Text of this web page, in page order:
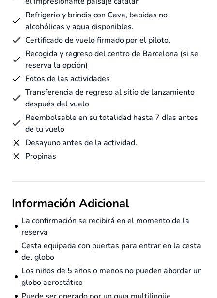
Refrigerio y brindis con Cava, bebidas no
alcohólicas y agua disponibles.
Certificado de vuelo firmado por el piloto.
Recogida y regreso del centro de Barcelona (si se
reserva la opción)
Fotos de las actividades
Transferencia de regreso al sitio de lanzamiento
después del vuelo
Reembolsable en su totalidad hasta 7 días antes
de tu vuelo
Desayuno antes de la actividad.
Propinas
Información Adicional
La confirmación se recibirá en el momento de la
reserva
Cesta equipada con puertas para entrar en la cesta
del globo
Los niños de 5 años o menos no pueden abordar un
globo aerostático